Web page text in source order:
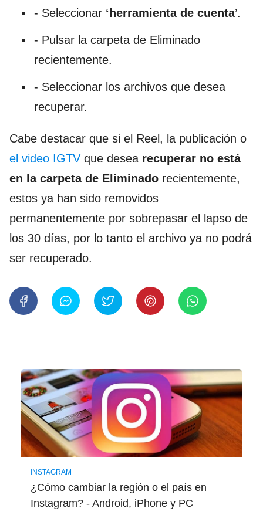
- Seleccionar ‘herramienta de cuenta’.
- Pulsar la carpeta de Eliminado
recientemente.
- Seleccionar los archivos que desea
recuperar.
Cabe destacar que si el Reel, la publicación o
el video IGTV que desea recuperar no está
en la carpeta de Eliminado recientemente,
estos ya han sido removidos
permanentemente por sobrepasar el lapso de
los 30 días, por lo tanto el archivo ya no podrá
ser recuperado.
INSTAGRAM
¿Cómo cambiar la región o el país en
Instagram? - Android, iPhone y PC